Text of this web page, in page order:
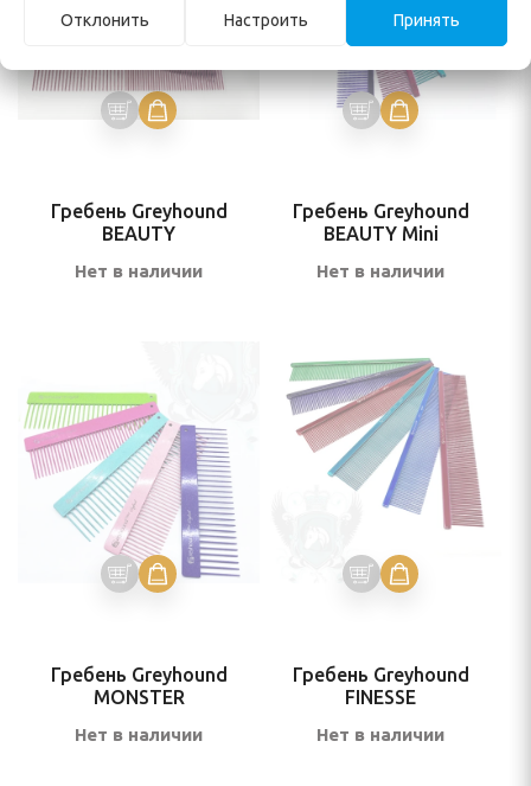
Гребень Greyhound
BEAUTY
Нет в наличии
Гребень Greyhound
BEAUTY Mini
Нет в наличии
Гребень Greyhound
MONSTER
Нет в наличии
Гребень Greyhound
FINESSE
Нет в наличии
Отклонить Настроить Принять